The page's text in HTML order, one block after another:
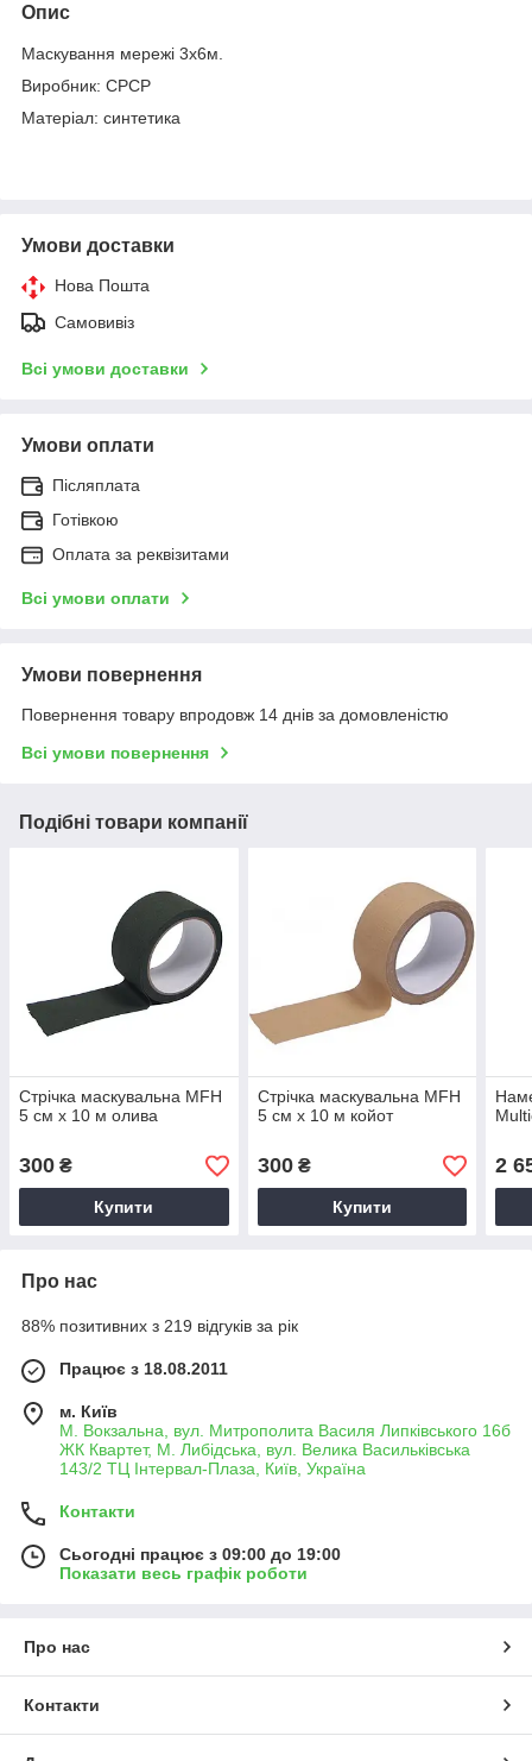
Опис
Маскування мережі 3х6м.
Виробник: СРСР
Матеріал: синтетика
Умови доставки
Нова Пошта
Самовивіз
Всі умови доставки
Умови оплати
Післяплата
Готівкою
Оплата за реквізитами
Всі умови оплати
Умови повернення
Повернення товару впродовж 14 днів за домовленістю
Всі умови повернення
Подібні товари компанії
Стрічка маскувальна MFH
5 см х 10 м олива
300 ₴
Купити
Стрічка маскувальна MFH
5 см х 10 м койот
300₴
Купити
2
Про нас
88% позитивних з 219 відгуків за рік
Працює з 18.08.2011
м. Київ
М. Вокзальна, вул. Митрополита Василя Липківського 16б
ЖК Квартет, М. Либідська, вул. Велика Васильківська
143/2 ТЦ Інтервал-Плаза, Київ, Україна
Контакти
Сьогодні працює з 09:00 до 19:00
Показати весь графік роботи
Про нас
Контакти